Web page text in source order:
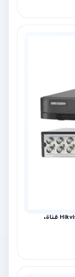
مسجل تناظري Hikvision DS-7216HUHI-M2/X — 16 قناة،